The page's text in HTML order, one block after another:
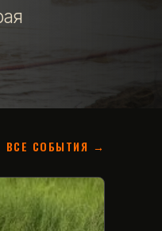
ВСЕ СОБЫТИЯ →